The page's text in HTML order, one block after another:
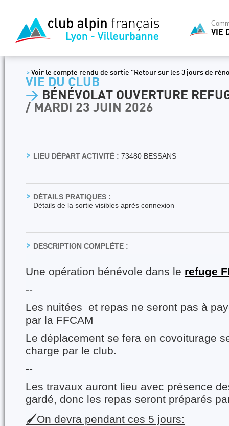
VIE
> Voir le compte rendu de sortie "Retour sur les 3 jours de
VIE DU CLUB
> BÉNÉVOLAT OUVERTURE
/ MARDI 23 JUIN 2026
LIEU DÉPART ACTIVITÉ : 73480 BESSANS
DÉTAILS PRATIQUES :
Détails de la sortie visibles après connexion
DESCRIPTION COMPLÈTE :
Une opération bénévole dans le refuge
--
Les nuitées et repas ne seront pas à
par la FFCAM
Le déplacement se fera en covoiturage
charge par le club.
--
Les travaux auront lieu avec présence
gardé, donc les repas seront préparés
🖌️On devra pendant ces 5 jours: